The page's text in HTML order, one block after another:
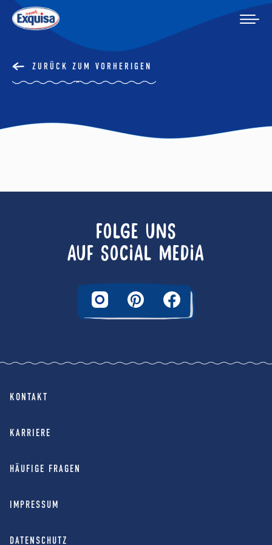
ZURÜCK ZUM VORHERIGEN
FOLGE UNS
AUF SOCIAL MEDIA
KONTAKT
KARRIERE
HÄUFIGE FRAGEN
IMPRESSUM
DATENSCHUTZ